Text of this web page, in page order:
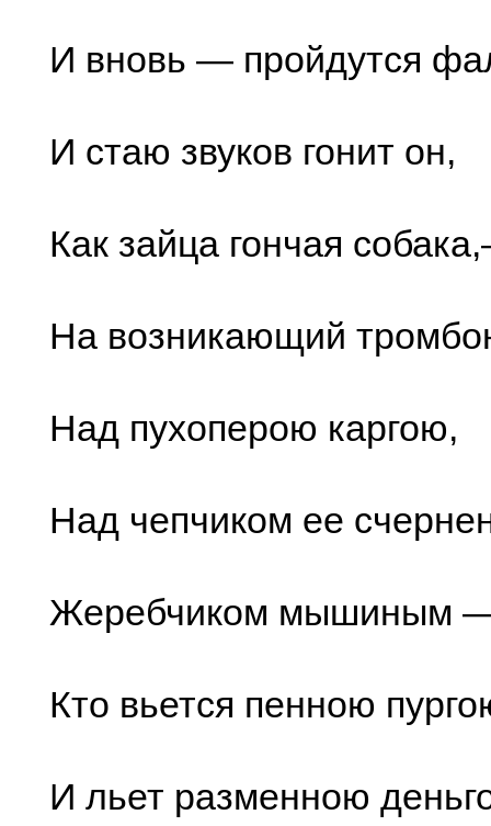
И вновь — пройдутся
И стаю звуков гонит он,
Как зайца гончая
На возникающий
Над пухоперою каргою,
Над чепчиком ее
Жеребчиком мышиным
Кто вьется пенною
И льет разменною